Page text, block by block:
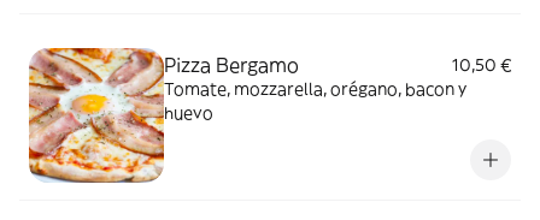
Pizza Bergamo
10,50 €
Tomate, mozzarella, orégano, bacon y
huevo